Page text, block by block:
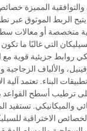
والتوافقية المميزة
يتيح الربط الموثوق عبر
متخصصة أو معالات
التي غالبًا ما
روابط جزيئية قوية
والألياف الزجاجية
البناء. تعتمد آلية
ترطيب أسطح القواعد
والميكانيكي. تستفيد
الاختراقية